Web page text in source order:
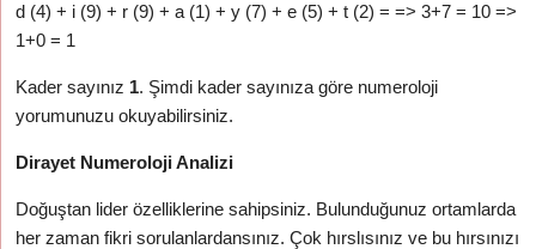
d (4) + i (9) + r (9) + a (1) + y (7) + e (5) + t (2) = => 3+7 = 10 =>
1+0 = 1
Kader sayınız 1. Şimdi kader sayınıza göre numeroloji
yorumunuzu okuyabilirsiniz.
Dirayet Numeroloji Analizi
Doğuştan lider özelliklerine sahipsiniz. Bulunduğunuz ortamlarda
her zaman fikri sorulanlardansınız. Çok hırslısınız ve bu hırsınızı